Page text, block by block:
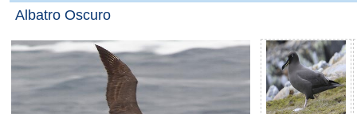
Albatro Oscuro